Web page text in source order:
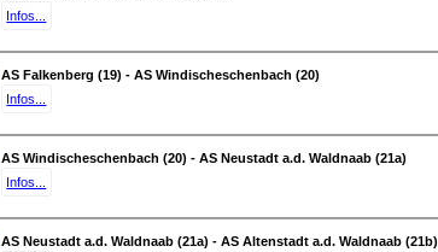
Infos...
AS Falkenberg (19) - AS Windischeschenbach (20)
Infos...
AS Windischeschenbach (20) - AS Neustadt a.d. Waldnaab (21a)
Infos...
AS Neustadt a.d. Waldnaab (21a) - AS Altenstadt a.d. Waldnaab (21b)